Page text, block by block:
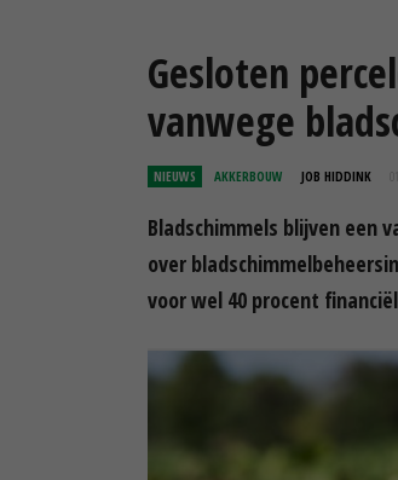
Gesloten
vanwege
NIEUWS AKKERBOUW JOB HIDDINK
Bladschimmels blijven een
over
voor wel 40 procent